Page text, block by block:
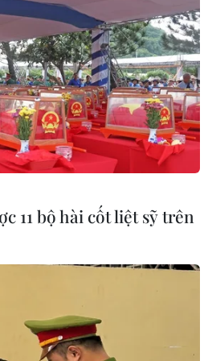
điện gió
hội dự kỷ
thống lực
nhà đầu
phía
án Luật Dầu
11 bộ hài cốt liệt sỹ trên